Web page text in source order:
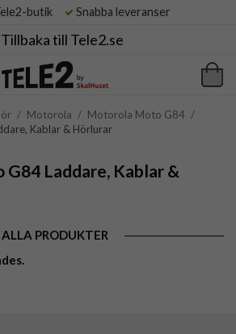
butik Snabba leveranser
till Tele2.se
/ Motorola / Motorola Moto G84 /
Kablar & Hörlurar
Laddare, Kablar &
ALLA PRODUKTER